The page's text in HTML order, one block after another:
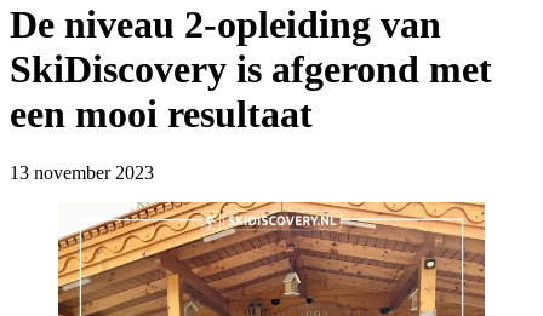
De niveau 2-opleiding van
SkiDiscovery is afgerond met
een mooi resultaat
13 november 2023